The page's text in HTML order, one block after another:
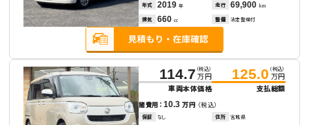
年式 2019 年 走行 69,900 km
排気 660 cc 整備 法定整備付
114.7 （税込）
万円
車両本体価格
125.0 （税込）
万円
支払総額
諸費用：10.3万円 （税込）
保証 なし 住所 宮城県